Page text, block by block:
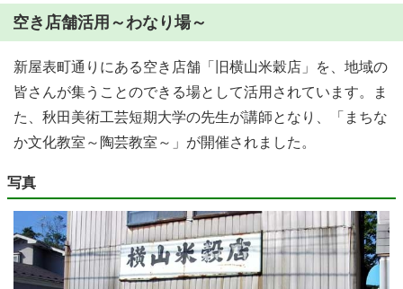
空き店舗活用～わなり場～
新屋表町通りにある空き店舗「旧横山米穀店」を、地域の
皆さんが集うことのできる場として活用されています。ま
た、秋田美術工芸短期大学の先生が講師となり、「まちな
か文化教室～陶芸教室～」が開催されました。
写真